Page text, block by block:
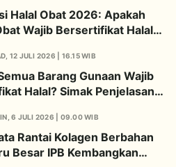
Halal Obat 2026: Apakah
Wajib Bersertifikat Halal?
12 JULI 2026 | 16.15 WIB
Barang Gunaan Wajib
Halal? Simak Penjelasan
6 JULI 2026 | 09.00 WIB
Rantai Kolagen Berbahan
Besar IPB Kembangkan